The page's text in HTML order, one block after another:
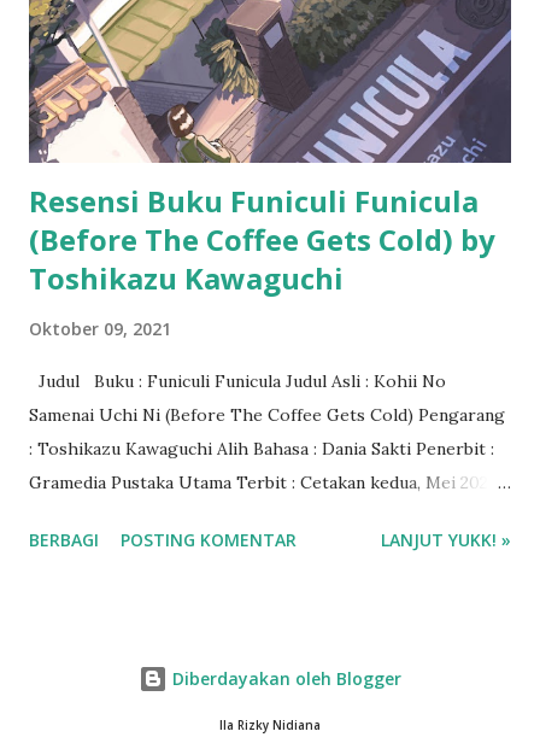
Resensi Buku Funiculi Funicula
(Before The Coffee Gets Cold) by
Toshikazu Kawaguchi
Oktober 09, 2021
Judul Buku : Funiculi Funicula Judul Asli : Kohii No
Samenai Uchi Ni (Before The Coffee Gets Cold) Pengarang
: Toshikazu Kawaguchi Alih Bahasa : Dania Sakti Penerbit :
Gramedia Pustaka Utama Terbit : Cetakan kedua, Mei 2021
Fantasi - Jepang Rating : 4/5 bintang Harga Buku : Rp
BERBAGI POSTING KOMENTAR LANJUT YUKK! »
Diberdayakan oleh Blogger
Ila Rizky Nidiana